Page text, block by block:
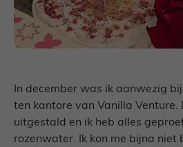
In december was ik aanwezig
ten kantore van Vanilla Venture.
uitgestald en ik heb alles
rozenwater. Ik kon me bijna niet